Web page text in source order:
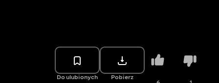
Do ulubionych Pobierz